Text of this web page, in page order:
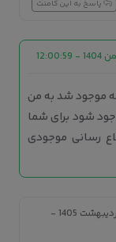
پاسخ به این کامنت
موجود شد به من
شود برای شما
رسانی موجودی
چهارشنبه 16 اردیبهشت 1405 -